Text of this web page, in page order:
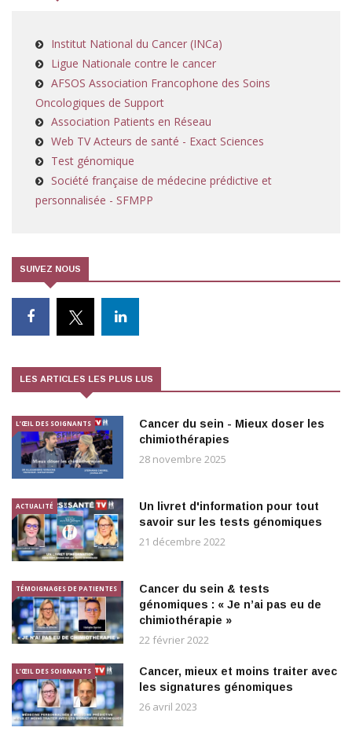
Institut National du Cancer (INCa)
Ligue Nationale contre le cancer
AFSOS Association Francophone des Soins
Oncologiques de Support
Association Patients en Réseau
Web TV Acteurs de santé - Exact Sciences
Test génomique
Société française de médecine prédictive et
personnalisée - SFMPP
SUIVEZ NOUS
LES ARTICLES LES PLUS LUS
L’ŒIL DES SOIGNANTS
Cancer du sein - Mieux doser les
chimiothérapies
28 novembre 2025
ACTUALITÉ
Un livret d'information pour tout
savoir sur les tests génomiques
21 décembre 2022
TÉMOIGNAGES DE PATIENTES
Cancer du sein & tests
génomiques : « Je n’ai pas eu de
chimiothérapie »
22 février 2022
L’ŒIL DES SOIGNANTS
Cancer, mieux et moins traiter avec
les signatures génomiques
26 avril 2023